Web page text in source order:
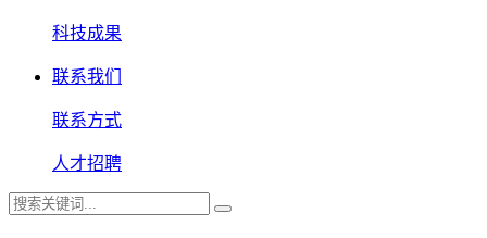
科技成果
联系我们
联系方式
人才招聘